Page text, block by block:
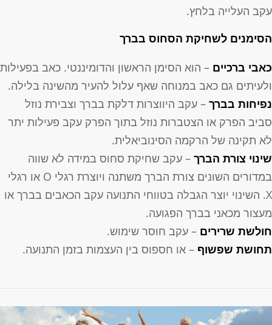
עקב העלייה בלחץ.
הסימנים לשחיקת הסחוס בברך
כאבי ברכיים – הוא הסימן הראשון והדומיננטי. כאב בפעילות
ולעיתים גם כאב במנוחה שאף עלול להעיר מהשינה בלילה.
נפיחות בברך– עקב היווצרות דלקת בברך וצבירת נוזל
סביב הפרק או הצטברות נוזל בתוך הפרק עקב פעילות יתר
לא תקינה של הרקמה הסינוביאלית.
שינוי צורת הברך– עקב שחיקת סחוס במידה לא שווה
במדורים השונים צורת הברך משתנה ויוצרת רגלי O או רגלי
X. השינוי יוצר הגבלה בטווחי התנועה עקב הכאבים בברך או
מעצור מכאני בברך הפגועה.
חולשת שרירים – עקב חוסר שימוש.
תחושת שפשוף – או חספוס בין העצמות בזמן התנועה.